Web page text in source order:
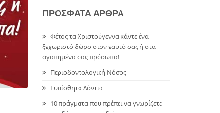
ΠΡΟΣΦΑΤΑ ΑΡΘΡΑ
Φέτος τα Χριστούγεννα κάντε ένα
ξεχωριστό δώρο στον εαυτό σας ή στα
αγαπημένα σας πρόσωπα!
Περιοδοντολογική Νόσος
Ευαίσθητα Δόντια
10 πράγματα που πρέπει να γνωρίζετε